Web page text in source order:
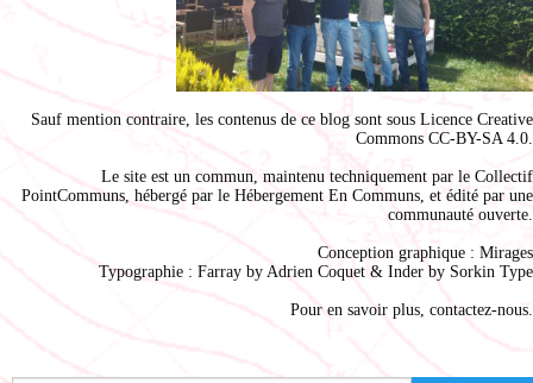
Sauf mention contraire, les contenus de ce blog sont sous Licence Creative
Commons CC-BY-SA 4.0
Le site est un commun, maintenu techniquement par le Collectif
PointCommuns , hébergé par le Hébergement En Communs , et édité par une
communauté ouverte.
Conception graphique : Mirages
Typographie : Farray by Adrien Coquet & Inder by Sorkin Type
Pour en savoir plus, contactez-nous